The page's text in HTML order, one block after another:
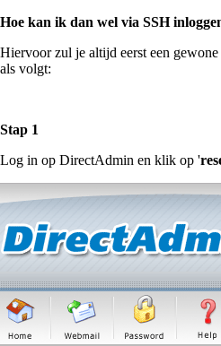
Hoe kan ik dan wel via SSH
Hiervoor zul je altijd eerst een
als volgt:
Stap 1
Log in op DirectAdmin en klik op '